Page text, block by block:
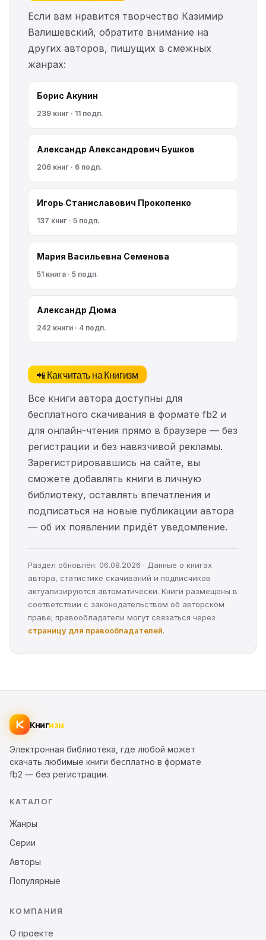
Если вам нравится творчество Казимир
Валишевский, обратите внимание на
других авторов, пишущих в смежных
жанрах:
Борис Акунин
239 книг · 11 подп.
Александр Александрович Бушков
206 книг · 6 подп.
Игорь Станиславович Прокопенко
137 книг · 5 подп.
Мария Васильевна Семенова
51 книга · 5 подп.
Александр Дюма
242 книги · 4 подп.
📲 Как читать на Книгизм
Все книги автора доступны для
бесплатного скачивания в формате fb2 и
для онлайн-чтения прямо в браузере — без
регистрации и без навязчивой рекламы.
Зарегистрировавшись на сайте, вы
сможете добавлять книги в личную
библиотеку, оставлять впечатления и
подписаться на новые публикации автора
— об их появлении придёт уведомление.
Раздел обновлён: 06.08.2026 · Данные о книгах
автора, статистике скачиваний и подписчиков
актуализируются автоматически. Книги размещены в
соответствии с законодательством об авторском
праве; правообладатели могут связаться через
страницу для правообладателей.
Книгизм
Электронная библиотека, где любой может
скачать любимые книги бесплатно в формате
fb2 — без регистрации.
КАТАЛОГ
Жанры
Серии
Авторы
Популярные
КОМПАНИЯ
О проекте